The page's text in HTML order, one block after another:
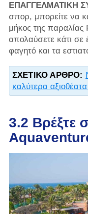
ΕΠΑΓΓΕΛΜΑΤΙΚΗ
σπορ, μπορείτε να
μήκος της παραλίας
απολαύσετε κάτι
φαγητό και τα
ΣΧΕΤΙΚΌ ΆΡΘΡΟ:
καλύτερα
3.2 Βρέξτε